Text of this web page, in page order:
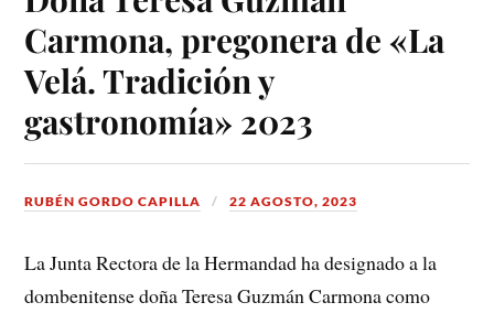
Carmona, pregonera de «La
Velá. Tradición y
gastronomía» 2023
RUBÉN GORDO CAPILLA 22 AGOSTO, 2023
La Junta Rectora de la Hermandad ha designado a la
dombenitense doña Teresa Guzmán Carmona como